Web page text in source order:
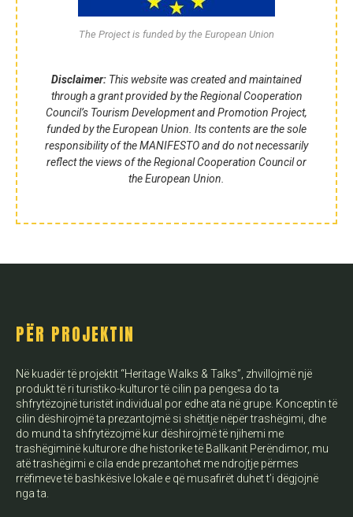
The Project is funded by the European Union
Disclaimer: This website was created and maintained
through a grant provided by the Regional Cooperation
Council’s Tourism Development and Promotion Project,
funded by the European Union. Its contents are the sole
responsibility of the MANIFESTO and do not necessarily
reflect the views of the Regional Cooperation Council or
the European Union.
PËR PROJEKTIN
Në kuadër të projektit “Heritage Walks & Talks”, zhvillojmë një
produkt të ri turistiko-kulturor të cilin pa pengesa do ta
shfrytëzojnë turistët individual por edhe ata në grupe. Konceptin të
cilin dëshirojmë ta prezantojmë si shëtitje nëpër trashëgimi, dhe
do mund ta shfrytëzojmë kur dëshirojmë të njihemi me
trashëgiminë kulturore dhe historike të Ballkanit Perëndimor, mu
atë trashëgimi e cila ende prezantohet me ndrojtje përmes
rrëfimeve të bashkësive lokale e që musafirët duhet t’i dëgjojnë
nga ta.